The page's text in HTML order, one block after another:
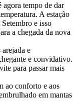
agora tempo de dar
A estação
e isso
a chegada da nova
e
e convidativo.
para passar mais
ao conforto e aos
em mantas